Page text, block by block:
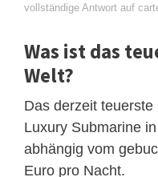
vollständige Antwort auf
Was ist das
Welt?
Das derzeit
Luxury Submarine
abhängig vom
Euro pro Nacht.